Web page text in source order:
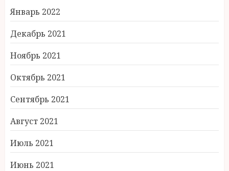
Январь 2022
Декабрь 2021
Ноябрь 2021
Октябрь 2021
Сентябрь 2021
Август 2021
Июль 2021
Июнь 2021